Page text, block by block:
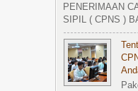
PENERIMAAN
SIPIL ( CPNS )